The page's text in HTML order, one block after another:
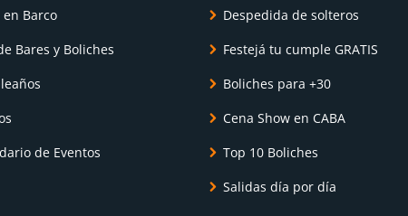
en Barco
Bares y Boliches
de Eventos
Despedida de solteros
Festejá tu cumple GRATIS
Boliches para +30
Cena Show en CABA
Top 10 Boliches
Salidas día por día